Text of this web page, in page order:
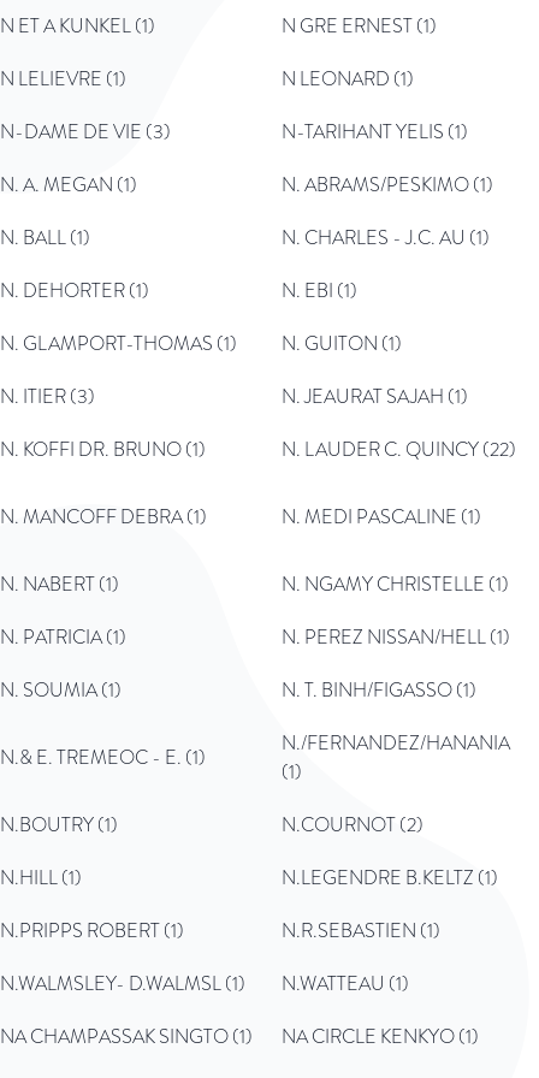
N ET A KUNKEL (1)
N GRE ERNEST (1)
N LELIEVRE (1)
N LEONARD (1)
N-DAME DE VIE (3)
N-TARIHANT YELIS (1)
N. A. MEGAN (1)
N. ABRAMS/PESKIMO (1)
N. BALL (1)
N. CHARLES - J.C. AU (1)
N. DEHORTER (1)
N. EBI (1)
N. GLAMPORT-THOMAS (1)
N. GUITON (1)
N. ITIER (3)
N. JEAURAT SAJAH (1)
N. KOFFI DR. BRUNO (1)
N. LAUDER C. QUINCY (22)
N. MANCOFF DEBRA (1) N. MEDI PASCALINE (1)
N. NABERT (1)
N. NGAMY CHRISTELLE (1)
N. PATRICIA (1)
N. PEREZ NISSAN/HELL (1)
N. SOUMIA (1)
N. T. BINH/FIGASSO (1)
N.& E. TREMEOC - E. (1)
N./FERNANDEZ/HANANIA
(1)
N.BOUTRY (1)
N.COURNOT (2)
N.HILL (1)
N.LEGENDRE B.KELTZ (1)
N.PRIPPS ROBERT (1)
N.R.SEBASTIEN (1)
N.WALMSLEY- D.WALMSL (1)
N.WATTEAU (1)
NA CHAMPASSAK SINGTO (1)
NA CIRCLE KENKYO (1)